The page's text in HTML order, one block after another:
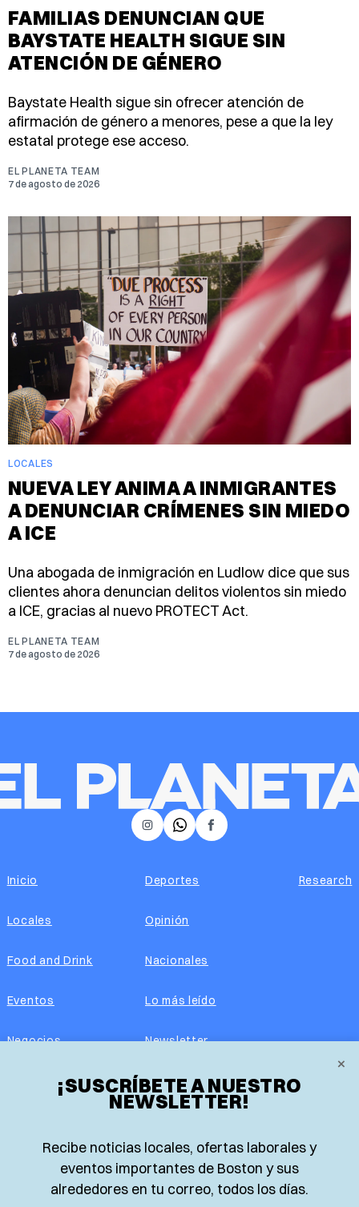
FAMILIAS DENUNCIAN QUE
BAYSTATE HEALTH SIGUE SIN
ATENCIÓN DE GÉNERO
Baystate Health sigue sin ofrecer atención de
afirmación de género a menores, pese a que la ley
estatal protege ese acceso.
EL PLANETA TEAM
7 de agosto de 2026
LOCALES
NUEVA LEY ANIMA A INMIGRANTES
A DENUNCIAR CRÍMENES SIN MIEDO
A ICE
Una abogada de inmigración en Ludlow dice que sus
clientes ahora denuncian delitos violentos sin miedo
a ICE, gracias al nuevo PROTECT Act.
EL PLANETA TEAM
7 de agosto de 2026
×
¡SUSCRÍBETE A NUESTRO
NEWSLETTER!
Recibe noticias locales, ofertas laborales y
eventos importantes de Boston y sus
alrededores en tu correo, todos los días.
𝕏 Facebook
Instagram
Inicio
Locales
Food and Drink
Eventos
Negocios
Real Estate
Guía de Recursos
Deportes
Opinión
Nacionales
Lo más leído
Newsletter
Edición impresa
Advertise with us
Research